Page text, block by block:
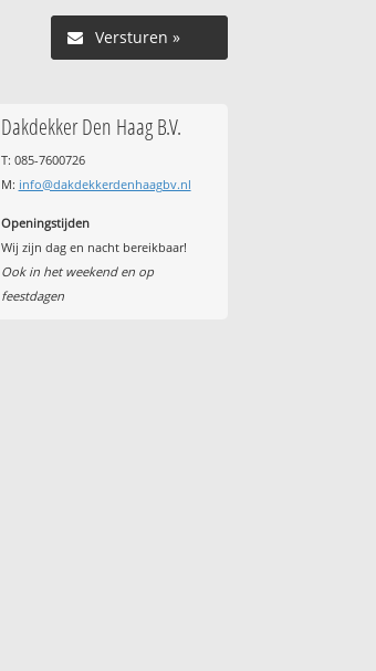
Versturen »
Dakdekker Den Haag B.V.
T: 085-7600726
M: info@dakdekkerdenhaagbv.nl
Openingstijden
Wij zijn dag en nacht bereikbaar!
Ook in het weekend en op
feestdagen